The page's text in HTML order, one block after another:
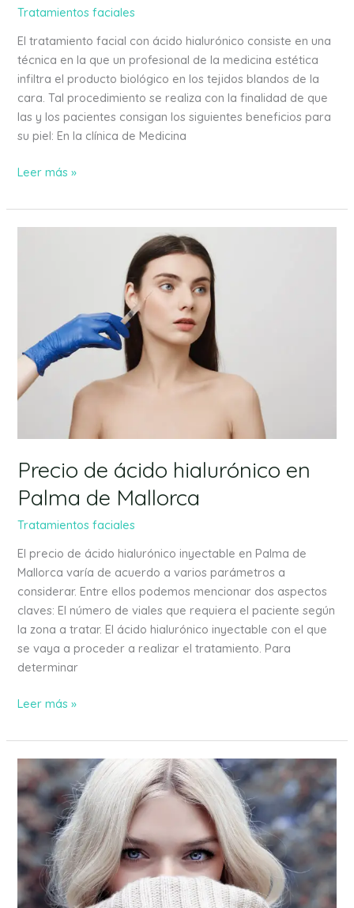
Tratamientos faciales
El tratamiento facial con ácido hialurónico consiste en una
técnica en la que un profesional de la medicina estética
infiltra el producto biológico en los tejidos blandos de la
cara. Tal procedimiento se realiza con la finalidad de que
las y los pacientes consigan los siguientes beneficios para
su piel: En la clínica de Medicina
Leer más »
Precio de ácido hialurónico en
Palma de Mallorca
Tratamientos faciales
El precio de ácido hialurónico inyectable en Palma de
Mallorca varía de acuerdo a varios parámetros a
considerar. Entre ellos podemos mencionar dos aspectos
claves: El número de viales que requiera el paciente según
la zona a tratar. El ácido hialurónico inyectable con el que
se vaya a proceder a realizar el tratamiento. Para
determinar
Palma
de
Mallorca
Leer más »
Ácido
hialurónico
para
ojeras
en
Palma
de
Mallorca